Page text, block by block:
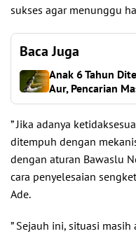
sukses agar menunggu
Baca Juga
Anak 6 Tahun
Aur, Pencarian
” Jika adanya
ditempuh dengan
dengan aturan Bawaslu
cara penyelesaian
Ade.
” Sejauh ini, situasi